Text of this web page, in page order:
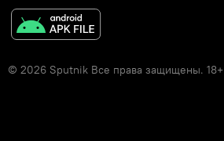
© 2026 Sputnik Все права защищены. 18+